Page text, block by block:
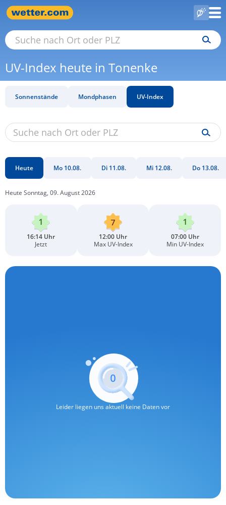
UV-Index heute in Tonenke
Sonnenstände Mondphasen UV-Index
Heute Mo 10.08. Di 11.08. Mi 12.08. Do 13.08.
Heute Sonntag, 09. August 2026
16:14 Uhr
Jetzt
12:00 Uhr
Max UV-Index
07:00 Uhr
Min UV-Index
Leider liegen uns aktuell keine Daten vor